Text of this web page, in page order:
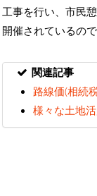
工事を行い、市民
開催されているの
関連記事
路線価(相続
様々な土地